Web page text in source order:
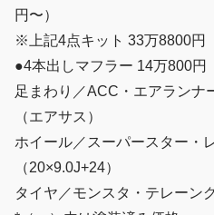
円〜）
※上記4点キット 33万8800円
●4本出しマフラー 14万800円
足まわり／ACC・エアランナ
（エアサス）
ホイール／スーパースター・
（20×9.0J+24）
タイヤ／モンスタ・テレーン